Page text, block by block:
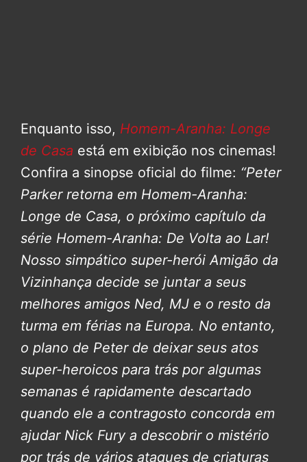
Enquanto isso, Homem-Aranha: Longe
de Casa está em exibição nos cinemas!
Confira a sinopse oficial do filme: “Peter
Parker retorna em Homem-Aranha:
Longe de Casa, o próximo capítulo da
série Homem-Aranha: De Volta ao Lar!
Nosso simpático super-herói Amigão da
Vizinhança decide se juntar a seus
melhores amigos Ned, MJ e o resto da
turma em férias na Europa. No entanto,
o plano de Peter de deixar seus atos
super-heroicos para trás por algumas
semanas é rapidamente descartado
quando ele a contragosto concorda em
ajudar Nick Fury a descobrir o mistério
por trás de vários ataques de criaturas